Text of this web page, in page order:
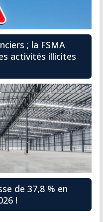
; la FSMA
activités illicites
de 37,8 % en
!